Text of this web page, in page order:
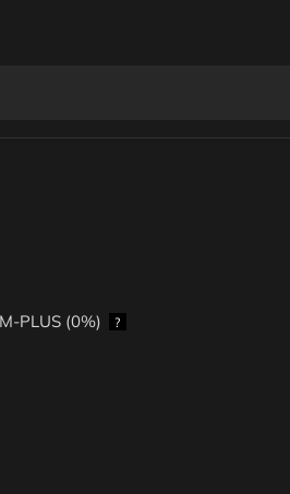
PLUS (0%) ?